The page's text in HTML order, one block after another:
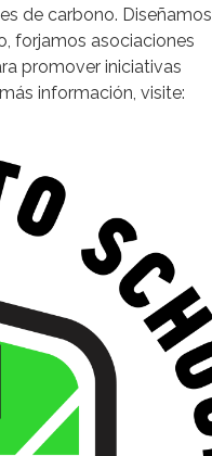
de carbono. Diseñamos
forjamos asociaciones
promover iniciativas
información, visite: